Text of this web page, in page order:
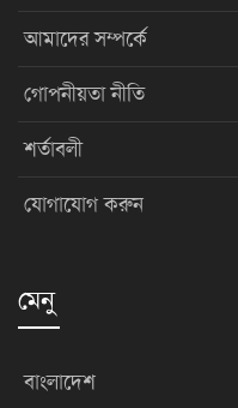
আমাদের সম্পর্কে
গোপনীয়তা নীতি
শর্তাবলী
যোগাযোগ করুন
মেনু
বাংলাদেশ